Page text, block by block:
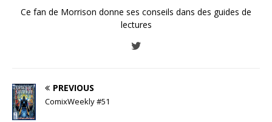
Ce fan de Morrison donne ses conseils dans des guides de
lectures
PREVIOUS
ComixWeekly #51